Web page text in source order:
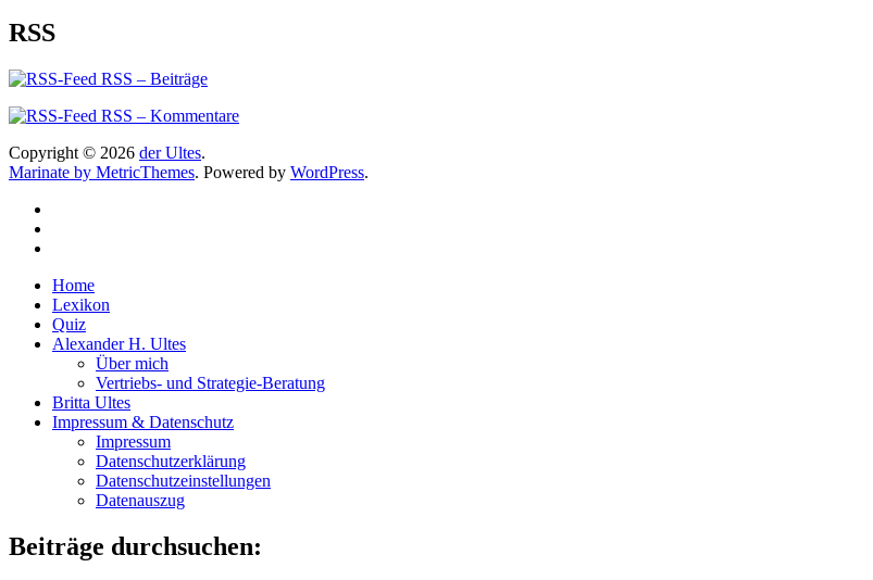
RSS
RSS – Beiträge
RSS – Kommentare
Copyright © 2026 der Ultes.
Marinate by MetricThemes. Powered by WordPress.
Home
Lexikon
Quiz
Alexander H. Ultes
Über mich
Vertriebs- und Strategie-Beratung
Britta Ultes
Impressum & Datenschutz
Impressum
Datenschutzerklärung
Datenschutzeinstellungen
Datenauszug
Beiträge durchsuchen: